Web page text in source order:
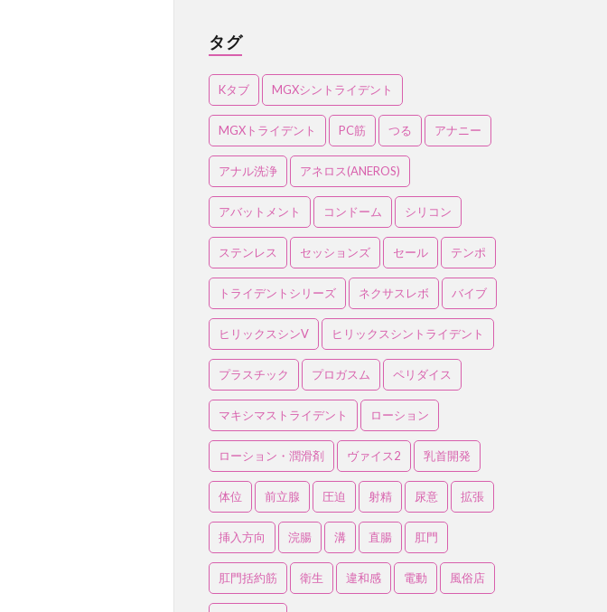
タグ
Kタブ MGXシントライデント
MGXトライデント PC筋 つる アナニー
アナル洗浄 アネロス(ANEROS)
アバットメント コンドーム シリコン
ステンレス セッションズ セール テンポ
トライデントシリーズ ネクサスレボ バイブ
ヒリックスシンV ヒリックスシントライデント
プラスチック プロガスム ペリダイス
マキシマストライデント ローション
ローション・潤滑剤 ヴァイス2 乳首開発
体位 前立腺 圧迫 射精 尿意 拡張
挿入方向 浣腸 溝 直腸 肛門
肛門括約筋 衛生 違和感 電動 風俗店